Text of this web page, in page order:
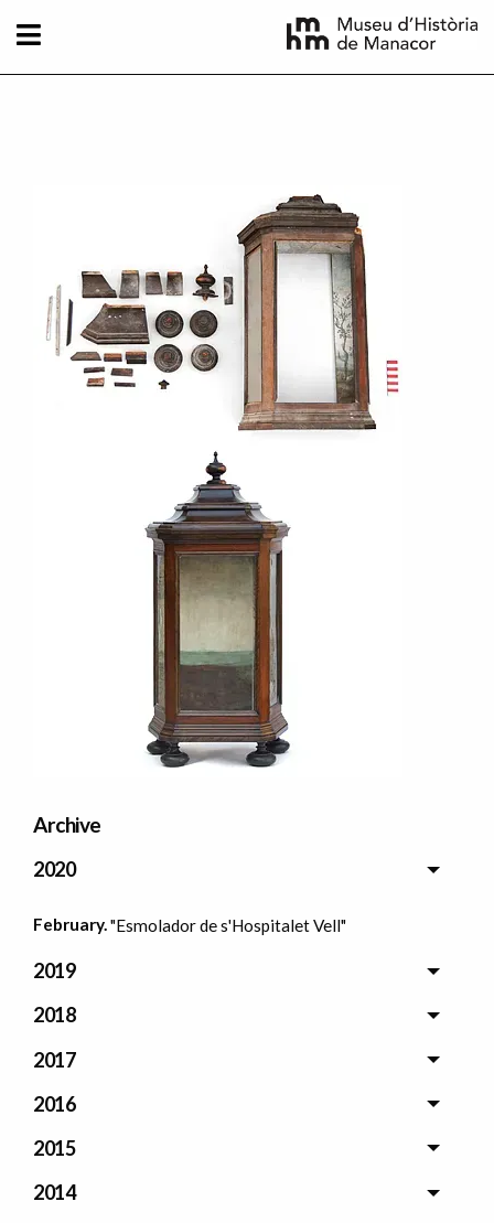
Archive
2020
February."Esmolador de s'Hospitalet Vell"
2019
2018
2017
2016
2015
2014